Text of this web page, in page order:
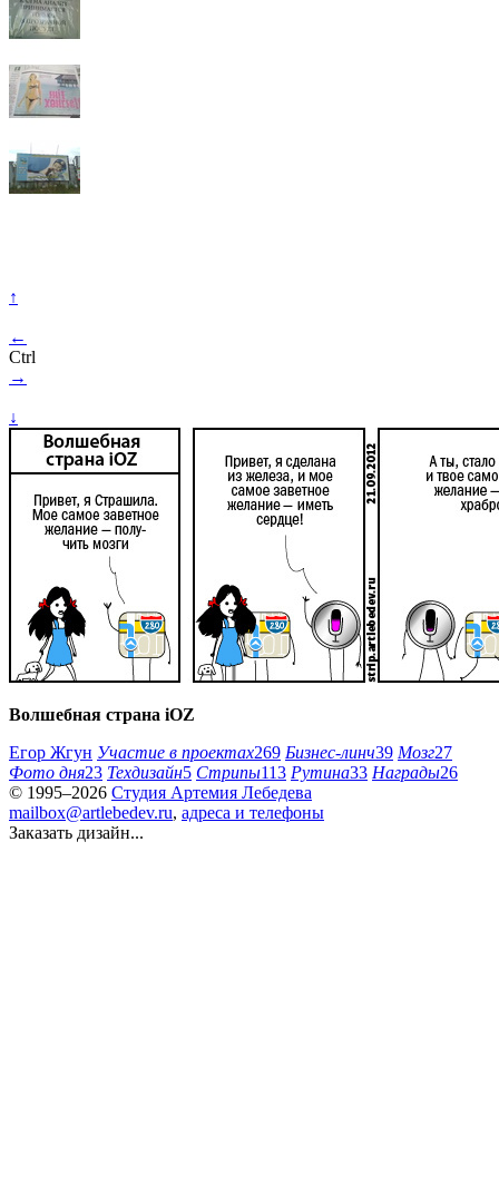
↑
←
Ctrl
→
↓
Волшебная страна iOZ
Егор Жгун Участие в проектах269 Бизнес-линч39 Мозг27
Фото дня23 Техдизайн5 Стрипы113 Рутина33 Награды26
© 1995–2026 Студия Артемия Лебедева
mailbox@artlebedev.ru, адреса и телефоны
Заказать дизайн...